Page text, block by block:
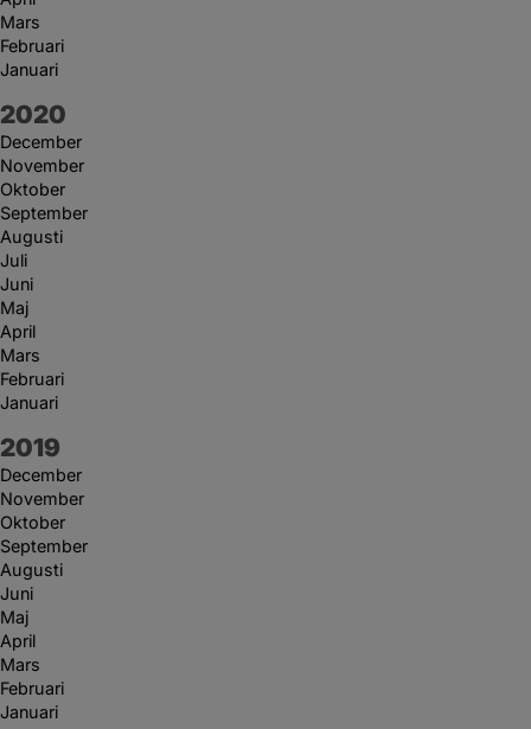
Mars
Februari
Januari
År:
2020
December
November
Oktober
September
Augusti
Juli
Juni
Maj
April
Mars
Februari
Januari
År:
2019
December
November
Oktober
September
Augusti
Juni
Maj
April
Mars
Februari
Januari